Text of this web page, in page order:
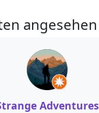
angesehen
Adventures